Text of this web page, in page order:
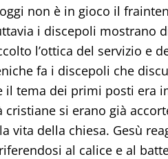
non è in gioco il
i discepoli mostrano
l’ottica del servizio e
fa i discepoli che
tema dei primi posti era
si erano già
vita della chiesa. Gesù
al calice e al